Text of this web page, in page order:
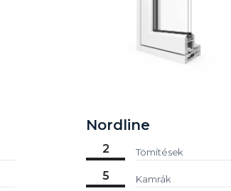
Nordline
2 Tömítések
5 Kamrák